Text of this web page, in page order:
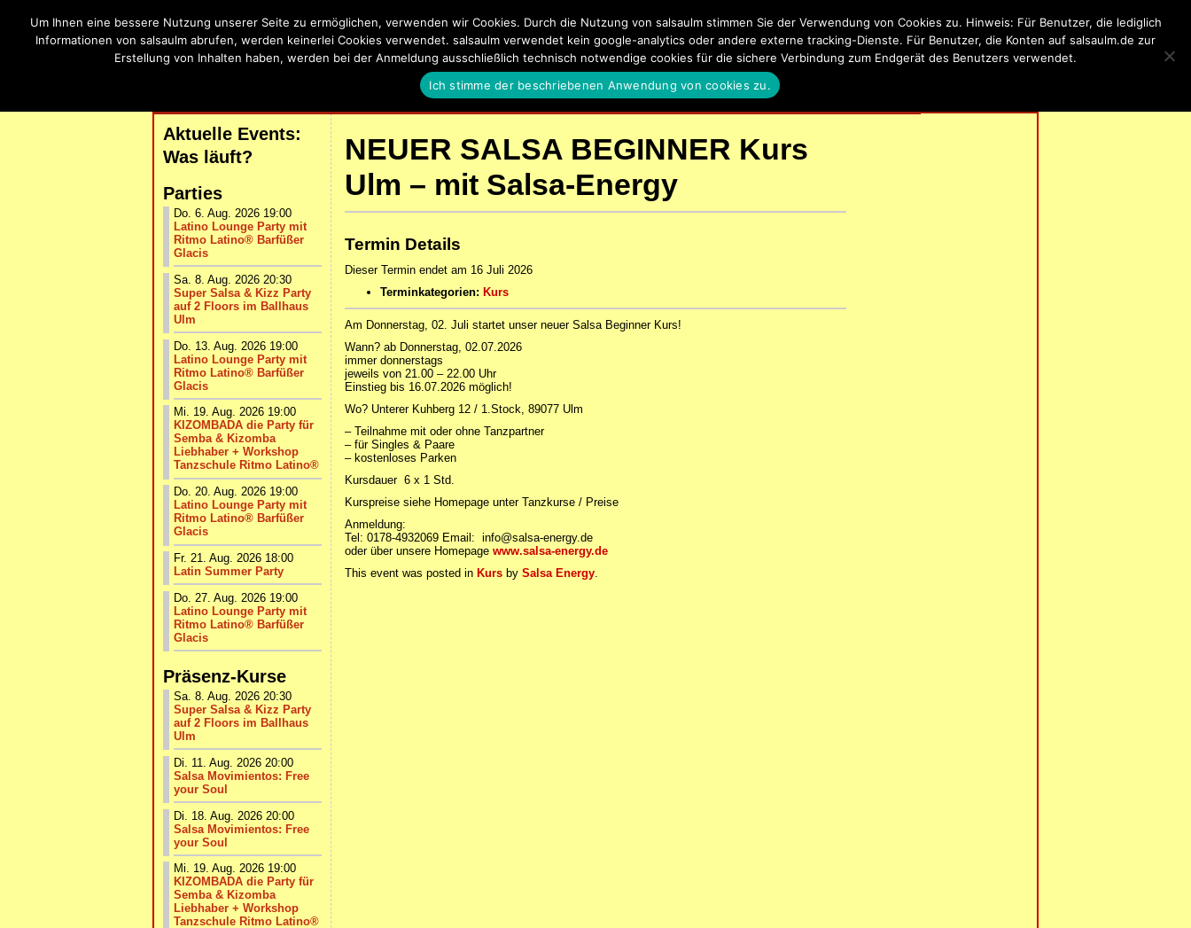
SalsaUlm
Salsa, Bachata, Kizomba, Zouk und Latin Events in Ulm, Neu-Ulm und Umgebung
Aktuelle Events:
Was läuft?
Parties
Do. 6. Aug. 2026 19:00
Latino Lounge Party mit
Ritmo Latino® Barfüßer
Glacis
Sa. 8. Aug. 2026 20:30
Super Salsa & Kizz Party
auf 2 Floors im Ballhaus
Ulm
Do. 13. Aug. 2026 19:00
Latino Lounge Party mit
Ritmo Latino® Barfüßer
Glacis
Mi. 19. Aug. 2026 19:00
KIZOMBADA die Party für
Semba & Kizomba
Liebhaber + Workshop
Tanzschule Ritmo Latino®
Do. 20. Aug. 2026 19:00
Latino Lounge Party mit
Ritmo Latino® Barfüßer
Glacis
Fr. 21. Aug. 2026 18:00
Latin Summer Party
Do. 27. Aug. 2026 19:00
Latino Lounge Party mit
Ritmo Latino® Barfüßer
Glacis
Präsenz-Kurse
Sa. 8. Aug. 2026 20:30
Super Salsa & Kizz Party
auf 2 Floors im Ballhaus
Ulm
Di. 11. Aug. 2026 20:00
Salsa Movimientos: Free
your Soul
Di. 18. Aug. 2026 20:00
Salsa Movimientos: Free
your Soul
Mi. 19. Aug. 2026 19:00
KIZOMBADA die Party für
Semba & Kizomba
Liebhaber + Workshop
Tanzschule Ritmo Latino®
NEUER SALSA BEGINNER Kurs
Ulm – mit Salsa-Energy
Termin Details
Dieser Termin endet am 16 Juli 2026
Terminkategorien: Kurs
Am Donnerstag, 02. Juli startet unser neuer Salsa Beginner Kurs!
Wann? ab Donnerstag, 02.07.2026
immer donnerstags
jeweils von 21.00 – 22.00 Uhr
Einstieg bis 16.07.2026 möglich!
Wo? Unterer Kuhberg 12 / 1.Stock, 89077 Ulm
– Teilnahme mit oder ohne Tanzpartner
– für Singles & Paare
– kostenloses Parken
Kursdauer 6 x 1 Std.
Kurspreise siehe Homepage unter Tanzkurse / Preise
Anmeldung:
Tel: 0178-4932069 Email: info@salsa-energy.de
oder über unsere Homepage www.salsa-energy.de
This event was posted in Kurs by Salsa Energy.
Um Ihnen eine bessere Nutzung unserer Seite zu ermöglichen, verwenden wir Cookies. Durch die Nutzung von salsaulm stimmen Sie der Verwendung von Cookies zu. Hinweis: Für Benutzer, die lediglich
Informationen von salsaulm abrufen, werden keinerlei Cookies verwendet. salsaulm verwendet kein google-analytics oder andere externe tracking-Dienste. Für Benutzer, die Konten auf salsaulm.de zur
Erstellung von Inhalten haben, werden bei der Anmeldung ausschließlich technisch notwendige cookies für die sichere Verbindung zum Endgerät des Benutzers verwendet.
Ich stimme der beschriebenen Anwendung von cookies zu.